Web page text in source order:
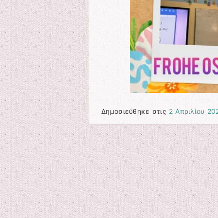
Δημοσιεύθηκε στις 2 Απριλίου